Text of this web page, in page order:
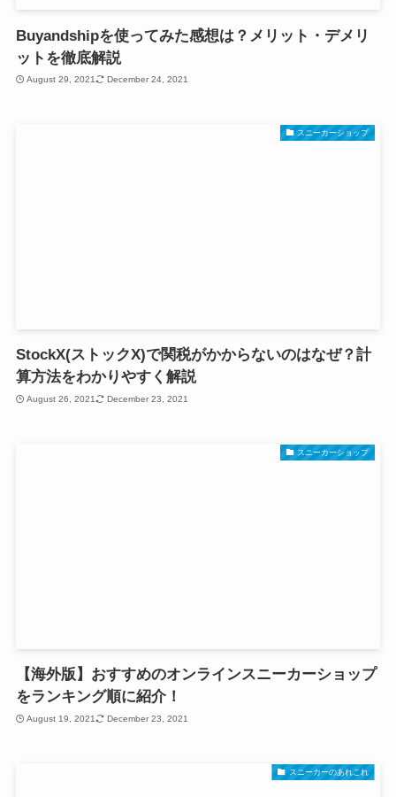
Buyandshipを使ってみた感想は？メリット・デメリ
ットを徹底解説
August 29, 2021 December 24, 2021
スニーカーショップ
StockX(ストックX)で関税がかからないのはなぜ？計
算方法をわかりやすく解説
August 26, 2021 December 23, 2021
スニーカーショップ
【海外版】おすすめのオンラインスニーカーショップ
をランキング順に紹介！
August 19, 2021 December 23, 2021
スニーカーのあれこれ